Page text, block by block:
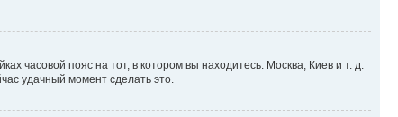
часовой пояс на тот, в котором вы находитесь: Москва, Киев и т. д.
удачный момент сделать это.